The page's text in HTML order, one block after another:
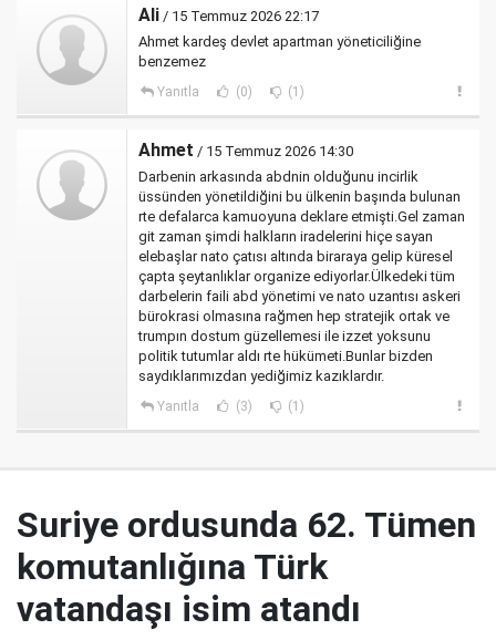
Ali / 15 Temmuz 2026 22:17
Ahmet kardeş devlet apartman yöneticiliğine
benzemez
Yanıtla (0) (1)
Ahmet / 15 Temmuz 2026 14:30
Darbenin arkasında abdnin olduğunu incirlik
üssünden yönetildiğini bu ülkenin başında bulunan
rte defalarca kamuoyuna deklare etmişti.Gel zaman
git zaman şimdi halkların iradelerini hiçe sayan
elebaşlar nato çatısı altında biraraya gelip küresel
çapta şeytanlıklar organize ediyorlar.Ülkedeki tüm
darbelerin faili abd yönetimi ve nato uzantısı askeri
bürokrasi olmasına rağmen hep stratejik ortak ve
trumpın dostum güzellemesi ile izzet yoksunu
politik tutumlar aldı rte hükümeti.Bunlar bizden
saydıklarımızdan yediğimiz kazıklardır.
Yanıtla (3) (1)
Suriye ordusunda 62. Tümen
komutanlığına Türk
vatandaşı isim atandı